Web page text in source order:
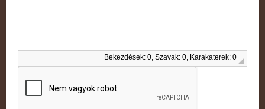
Bekezdések: 0, Szavak: 0, Karakaterek: 0